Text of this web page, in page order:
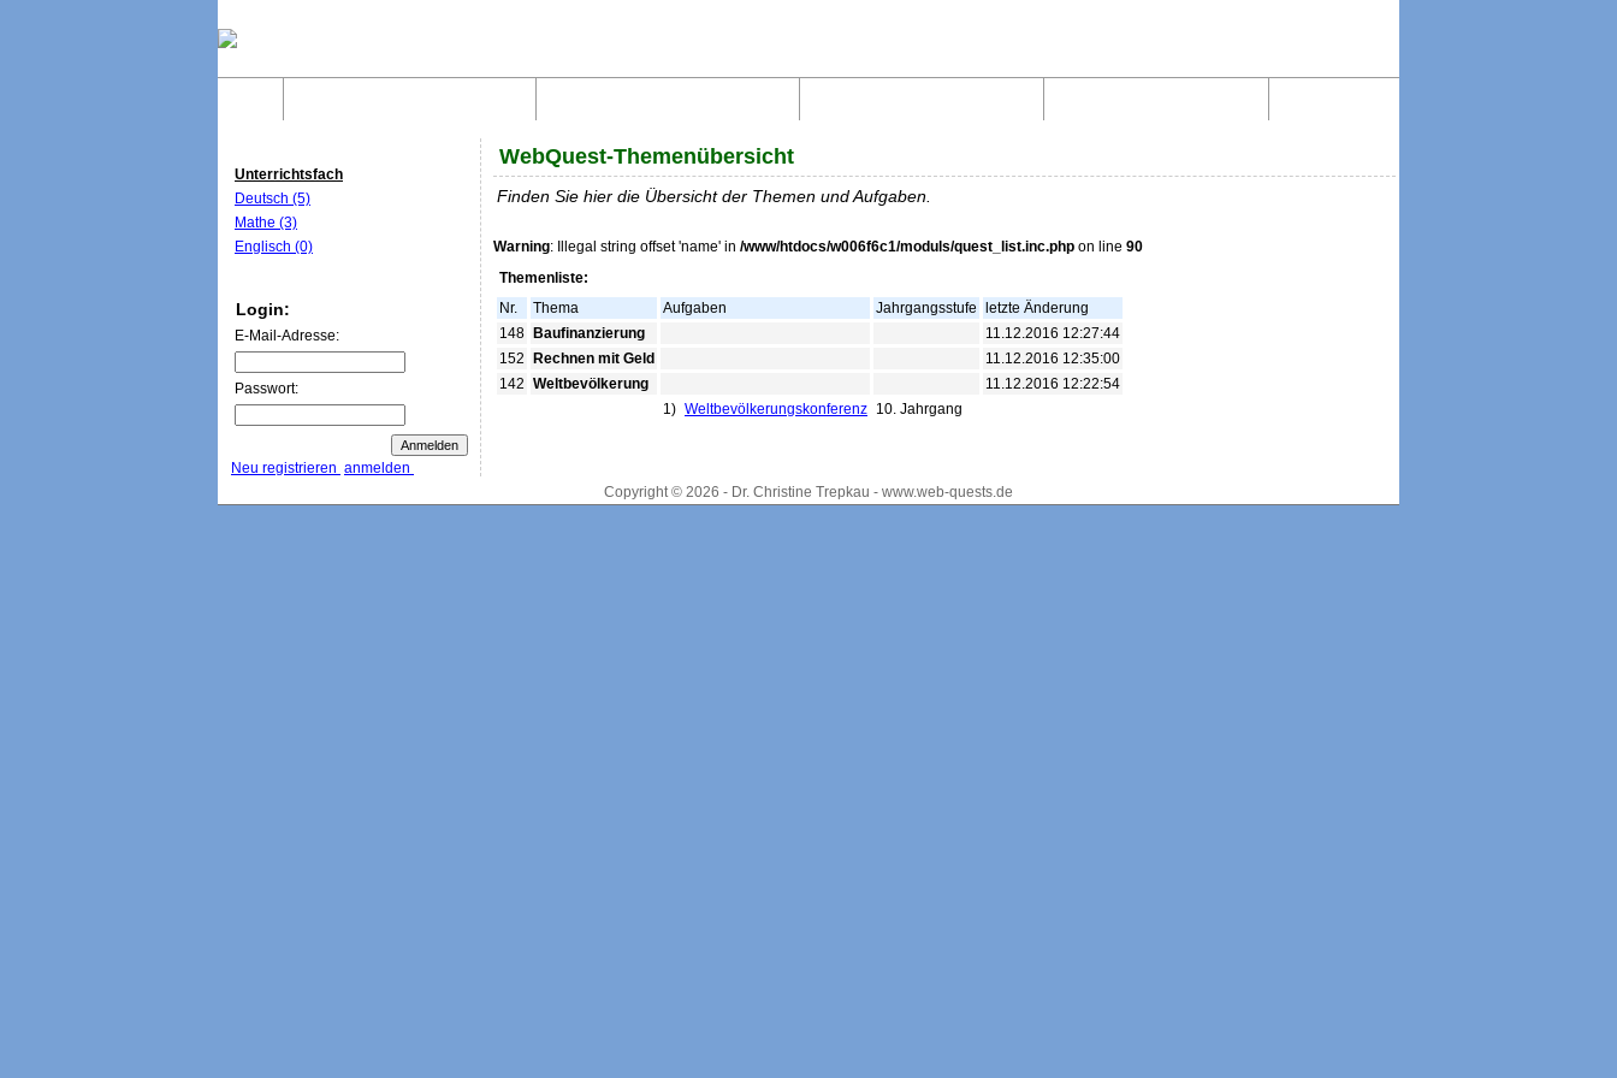
Unterrichtsfach
Deutsch (5)
Mathe (3)
Englisch (0)
Login:
E-Mail-Adresse:
Passwort:
Neu registrieren anmelden
WebQuest-Themenübersicht
Finden Sie hier die Übersicht der Themen und Aufgaben.
Warning: Illegal string offset 'name' in /www/htdocs/w006f6c1/moduls/quest_list.inc.php on line 90
Themenliste:
Nr.
Thema Aufgaben Jahrgangsstufe
letzte Änderung
148
Baufinanzierung
11.12.2016 12:27:44
152
Rechnen mit Geld
11.12.2016 12:35:00
142 Weltbevölkerung
11.12.2016 12:22:54
1) Weltbevölkerungskonferenz 10. Jahrgang
Copyright © 2026 - Dr. Christine Trepkau - www.web-quests.de